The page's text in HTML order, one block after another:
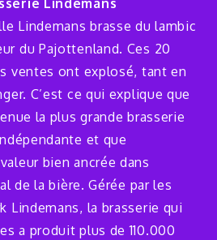
Lindemans brasse du lambic
du Pajottenland. Ces 20
ventes ont explosé, tant en
C’est ce qui explique que
la plus grande brasserie
et que
bien ancrée dans
de la bière. Gérée par les
Lindemans, la brasserie qui
a produit plus de 110.000